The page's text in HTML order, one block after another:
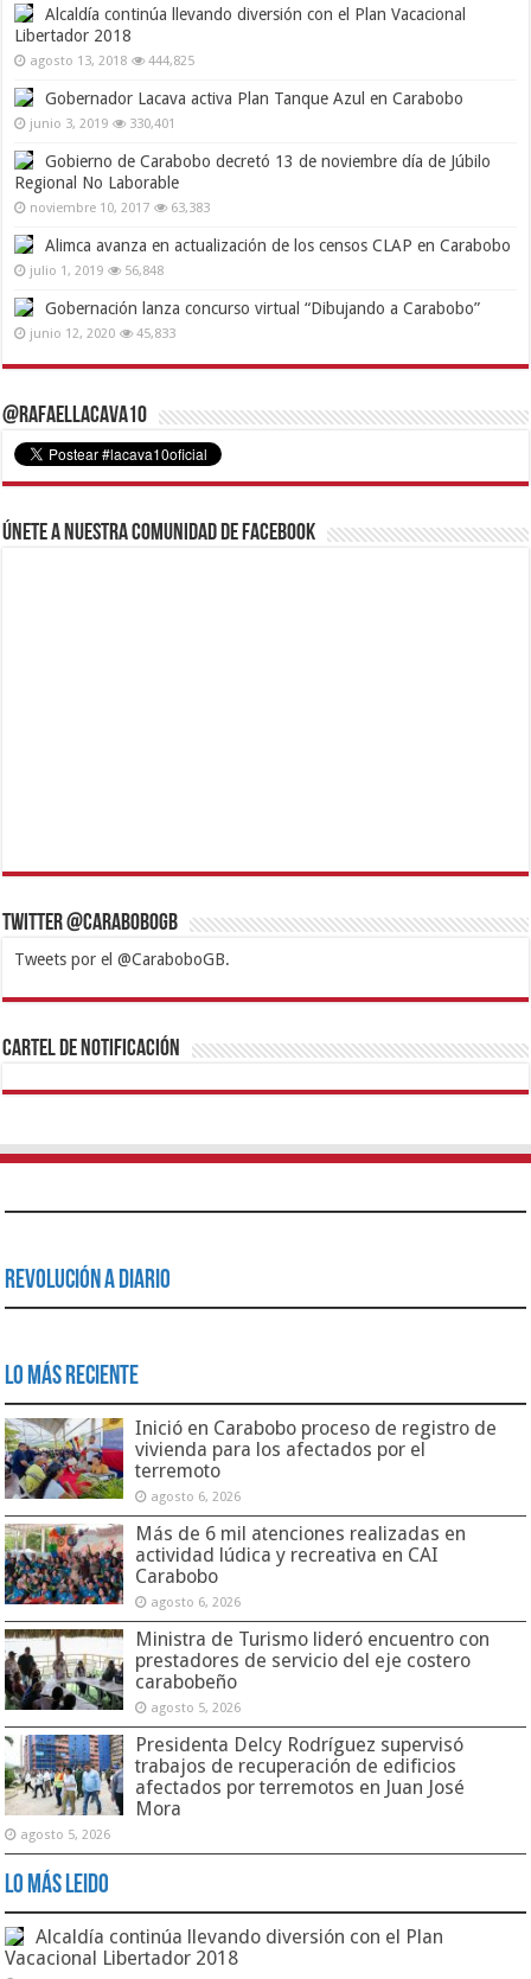
Alcaldía continúa llevando diversión con el Plan Vacacional
Libertador 2018
agosto 13, 2018 444,825
Gobernador Lacava activa Plan Tanque Azul en Carabobo
junio 3, 2019 330,401
Gobierno de Carabobo decretó 13 de noviembre día de Júbilo
Regional No Laborable
noviembre 10, 2017 63,383
Alimca avanza en actualización de los censos CLAP en Carabobo
julio 1, 2019 56,848
Gobernación lanza concurso virtual “Dibujando a Carabobo”
junio 12, 2020 45,833
@RafaelLacava10
Únete a nuestra comunidad de Facebook
Twitter @CaraboboGB
Tweets por el @CaraboboGB.
1xbetBetturkeyBetistKralbetSupertotobetTipobetMatadorbetMariobet
https://mvbcasino.com/
Cartel de Notificación
Revolución a Diario
Lo Más Reciente
Inició en Carabobo proceso de registro de
vivienda para los afectados por el
terremoto
agosto 6, 2026
Más de 6 mil atenciones realizadas en
actividad lúdica y recreativa en CAI
Carabobo
agosto 6, 2026
Ministra de Turismo lideró encuentro con
prestadores de servicio del eje costero
carabobeño
agosto 5, 2026
Presidenta Delcy Rodríguez supervisó
trabajos de recuperación de edificios
afectados por terremotos en Juan José
Mora
agosto 5, 2026
Lo Más Leido
Alcaldía continúa llevando diversión con el Plan
Vacacional Libertador 2018